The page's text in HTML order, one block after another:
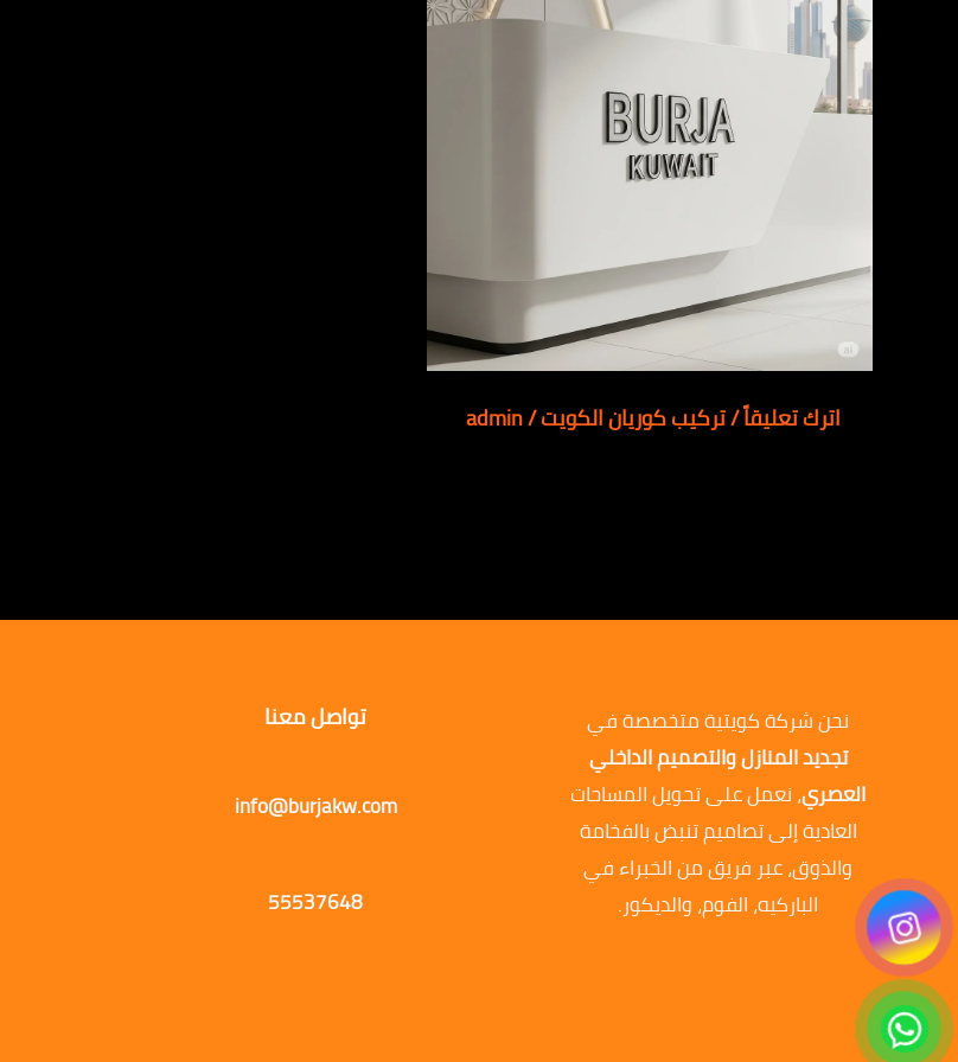
اترك تعليقاً/تركيب كوريان الكويت/
admin
نحن شركة كويتية متخصصة في
تجديد المنازل والتصميم الداخلي
العصري، نعمل على تحويل المساحات
العادية إلى تصاميم تنبض بالفخامة
والذوق، عبر فريق من الخبراء في
الباركيه، الفوم، والديكور.
تواصل معنا
info@burjakw.com
55537648